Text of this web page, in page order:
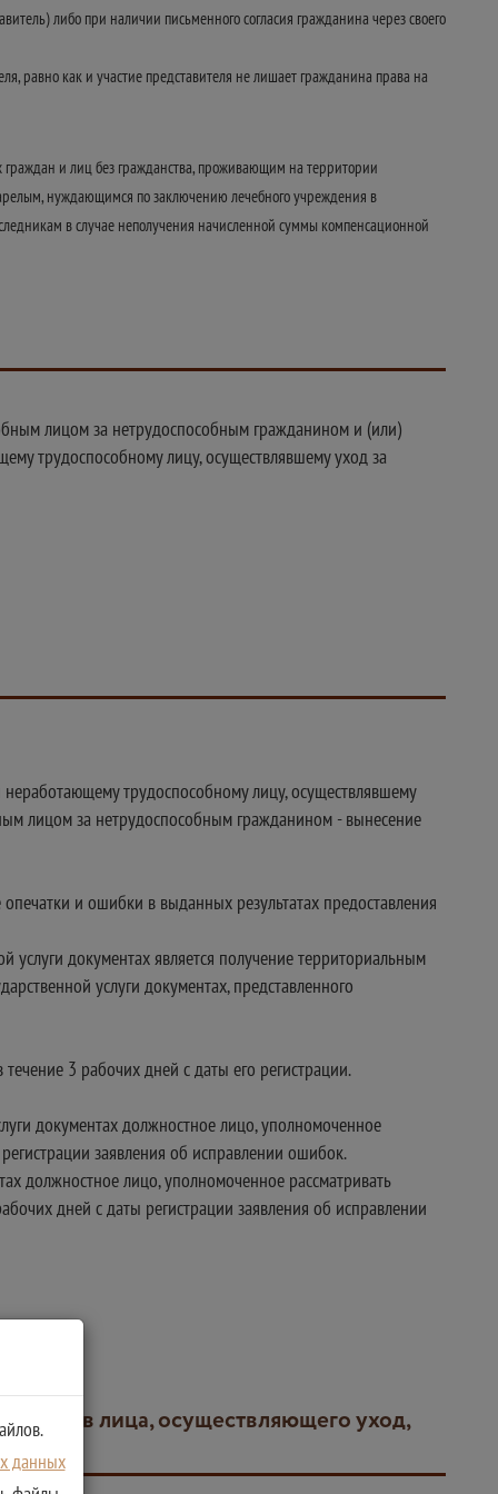
либо при наличии письменного согласия гражданина через своего
равно как и участие представителя не лишает гражданина права на
граждан и лиц без гражданства, проживающим на территории
нуждающимся по заключению лечебного учреждения в
в случае неполучения начисленной суммы компенсационной
лицом за нетрудоспособным гражданином и (или)
трудоспособному лицу, осуществлявшему уход за
трудоспособному лицу, осуществлявшему
лицом за нетрудоспособным гражданином - вынесение
и ошибки в выданных результатах предоставления
документах является получение территориальным
услуги документах, представленного
3 рабочих дней с даты его регистрации.
документах должностное лицо, уполномоченное
заявления об исправлении ошибок.
должностное лицо, уполномоченное рассматривать
дней с даты регистрации заявления об исправлении
данных